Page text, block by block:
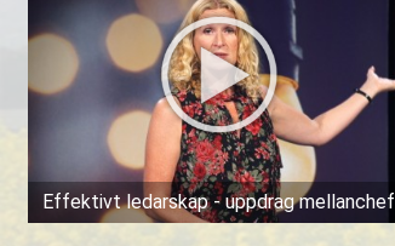
Effektivt ledarskap - uppdrag mellanchef